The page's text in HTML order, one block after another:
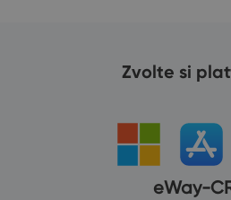
Zvolte si
eWay-